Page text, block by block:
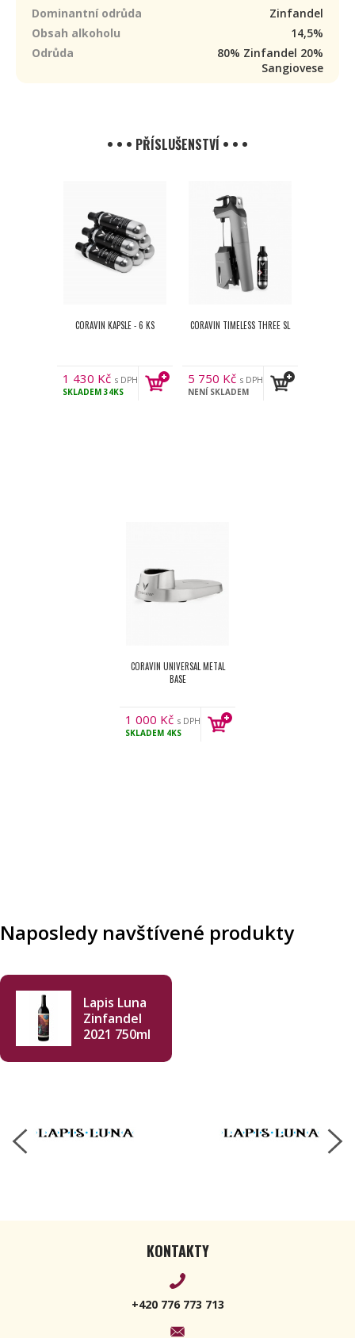
Dominantní odrůda
Zinfandel
Obsah alkoholu
14,5%
Odrůda
80% Zinfandel 20%
Sangiovese
• • • PŘÍSLUŠENSTVÍ • • •
CORAVIN KAPSLE - 6 KS
1 430 Kč s DPH
SKLADEM34KS
CORAVIN TIMELESS THREE SL
5 750 Kč s DPH
NENÍ SKLADEM
CORAVIN UNIVERSAL METAL
BASE
1 000 Kč s DPH
SKLADEM 4KS
Naposledy navštívené produkty
Lapis Luna
Zinfandel
2021 750ml
KONTAKTY
+420 776 773 713